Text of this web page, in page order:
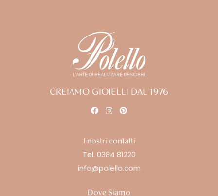
CREIAMO GIOIELLI DAL 1976
I nostri contatti
Tel. 0384 81220
info@polello.com
Dove Siamo